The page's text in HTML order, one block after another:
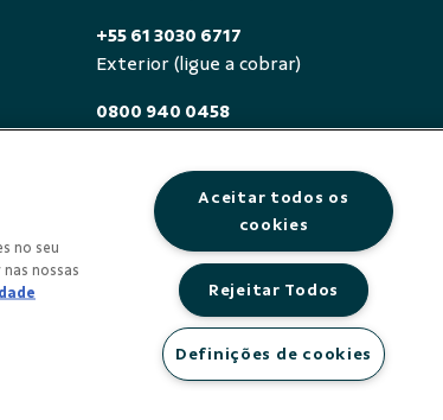
+55 61 3030 6717
Exterior (ligue a cobrar)
0800 940 0458
segunda a sexta, das 8h às 20h
no seu
nossas
Aceitar todos os
cookies
Rejeitar Todos
Definições de cookies